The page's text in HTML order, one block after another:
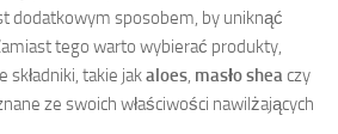
dodatkowym sposobem, by uniknąć
tego warto wybierać produkty,
składniki, takie jakaloes, masło sheaczy
ze swoich właściwości nawilżających